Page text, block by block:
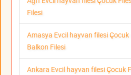
Filesi
Amasya Evcil hayvan filesi Çocuk
Balkon Filesi
Ankara Evcil hayvan filesi Çocuk